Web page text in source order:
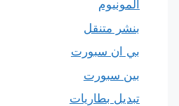
المونيوم
بنشر متنقل
بي ان سبورت
بين سبورت
تبديل بطاريات